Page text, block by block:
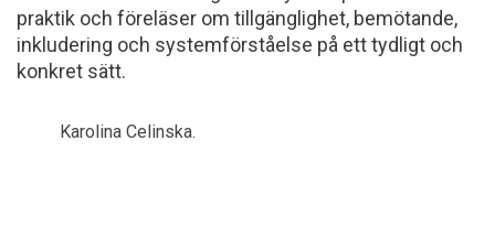
praktik och föreläser om tillgänglighet, bemötande,
inkludering och systemförståelse på ett tydligt och
konkret sätt.
Karolina Celinska.